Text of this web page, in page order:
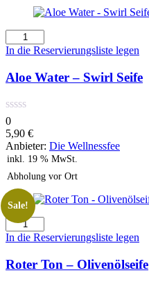
Aloe
Water
Swirl
Seife
In die Reservierungsliste legen
Aloe Water – Swirl Seife
0
5,90 €
Anbieter: Die Wellnessfee
inkl. 19 % MwSt.
Abholung vor Ort
Sale!
Roter
Ton
Olivenölseife
Menge
In die Reservierungsliste legen
Roter Ton – Olivenölseife